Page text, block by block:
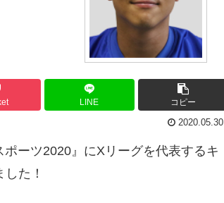
LINE コピー
2020.05.30
ーツ2020』にXリーグを代表するキ
た！